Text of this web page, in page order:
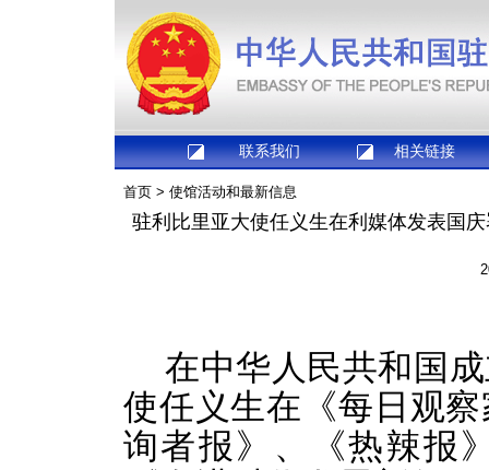
联系我们 相关链接
首页 > 使馆活动和最新信息
驻利比里亚大使任义生在利媒体发表国
在中华人民共和国
使任义生在《每日观
询者报》、《热辣报